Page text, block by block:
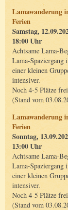
Lamawanderung
Ferien
Samstag,
18:00 Uhr
Achtsame Lama-
Lama-Spaziergang
einer kleinen
intensiver.
Noch 4-5 Plätze
(Stand vom
Lamawanderung
Ferien
Sonntag,
13:00 Uhr
Achtsame Lama-
Lama-Spaziergang
einer kleinen
intensiver.
Noch 4-5 Plätze
(Stand vom